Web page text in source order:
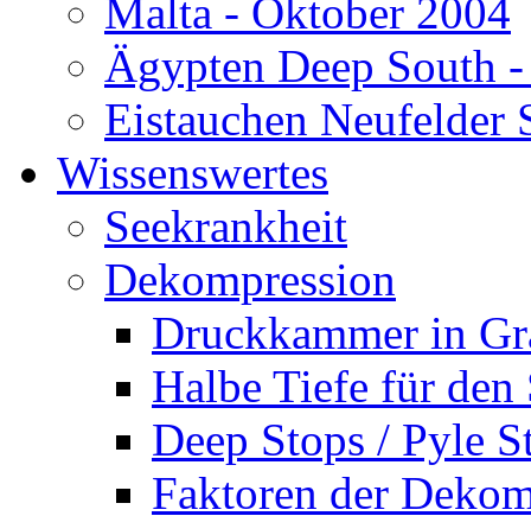
Malta - Oktober 2004
Ägypten Deep South
Eistauchen Neufelder
Wissenswertes
Seekrankheit
Dekompression
Druckkammer in
Halbe Tiefe für den
Deep Stops / Pyle
Faktoren der